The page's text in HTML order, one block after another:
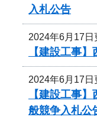
入札公告
2024年6月17日
【建設工事
2024年6月17日
【建設工事
般競争入札公